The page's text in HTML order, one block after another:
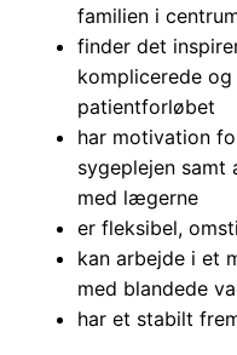
familien i
finder det
komplicerede
patientforløbet
har motivation
sygeplejen
med lægerne
er fleksibel,
kan arbejde i et
med blandede
har et stabilt